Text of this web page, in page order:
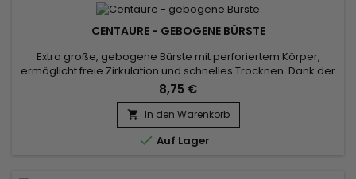
CENTAURE - GEBOGENE BÜRSTE
Extra große, gebogene Bürste mit perforiertem Körper,
ermöglicht freie Zirkulation und schnelles Trocknen. Dank der
Kombination aus natürlichen Wildschweinborsten und Nylon
entwirrt und glättet die gebogene Centaure-Bürste das Haar
sanft und sorgt so für eine gute Verteilung der Haarpflege
von der Kopfhaut bis zu den Haarspitzen. Die gebogene...
8,75 €
 In den Warenkorb
 Auf Lager